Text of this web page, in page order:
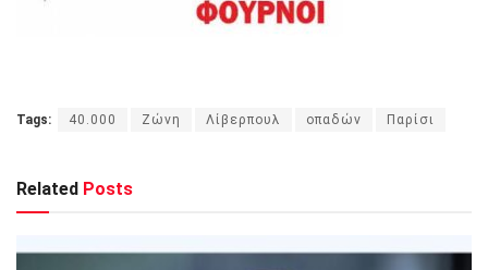
Tags: 40.000 Ζώνη Λίβερπουλ οπαδών Παρίσι
Related Posts